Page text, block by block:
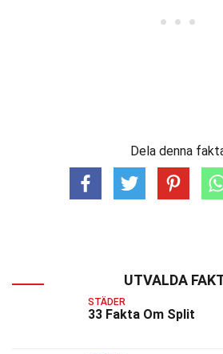
Dela denna
UTVALDA
STÄDER
33 Fakta Om Split